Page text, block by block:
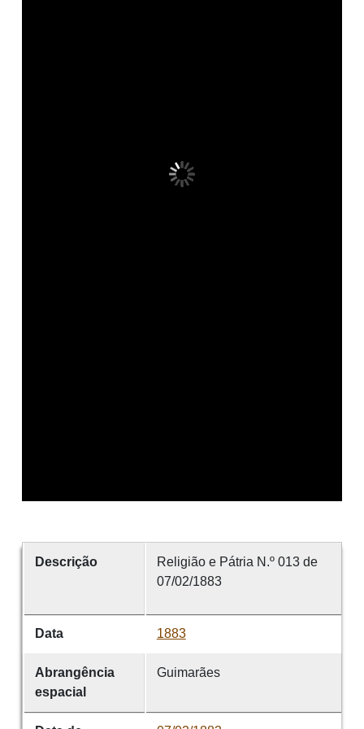
Descrição
Religião e Pátria N.º 013 de
07/02/1883
Data 1883
Abrangência
espacial
Guimarães